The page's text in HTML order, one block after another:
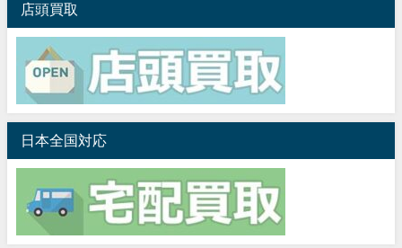
店頭買取
日本全国対応